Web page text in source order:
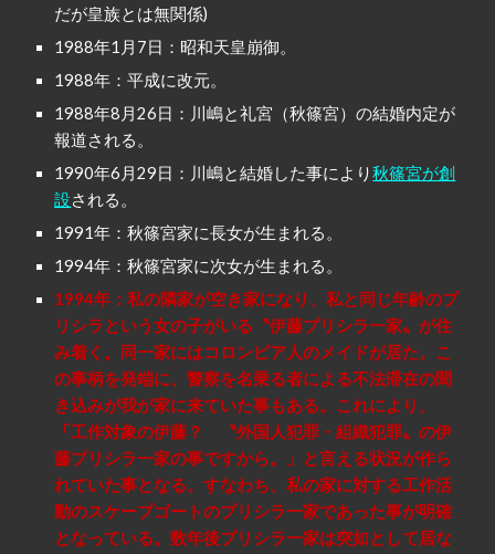
だが皇族とは無関係)
1988年1月7日：昭和天皇崩御。
1988年：平成に改元。
1988年8月26日：川嶋と礼宮（秋篠宮）の結婚内定が
報道される。
1990年6月29日：川嶋と結婚した事により秋篠宮が創
設される。
1991年：秋篠宮家に長女が生まれる。
1994年：秋篠宮家に次女が生まれる。
1994年：私の隣家が空き家になり、私と同じ年齢のプ
リシラという女の子がいる〝伊藤プリシラ一家〟が住
み着く。同一家にはコロンビア人のメイドが居た。こ
の事柄を発端に、警察を名乗る者による不法滞在の聞
き込みが我が家に来ていた事もある。これにより、
「工作対象の伊藤？ 〝外国人犯罪・組織犯罪〟の伊
藤プリシラ一家の事ですから。」と言える状況が作ら
れていた事となる。すなわち、私の家に対する工作活
動のスケープゴートのプリシラ一家であった事が明確
となっている。数年後プリシラ一家は突如として居な